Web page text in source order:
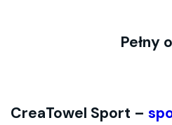
Pełny
CreaTowel Sport –